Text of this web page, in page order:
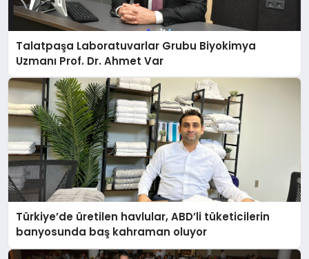
Talatpaşa Laboratuvarlar Grubu Biyokimya
Uzmanı Prof. Dr. Ahmet Var
Türkiye’de üretilen havlular, ABD’li tüketicilerin
banyosunda baş kahraman oluyor